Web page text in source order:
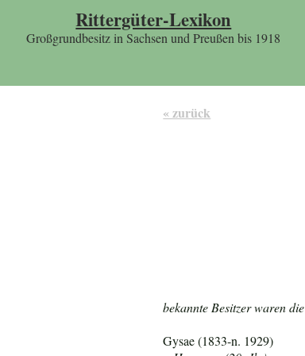
Rittergüter-Lexikon
Großgrundbesitz in Sachsen und Preußen bis 1918
« zurück
bekannte Besitzer waren die
Gysae (1833-n. 1929)